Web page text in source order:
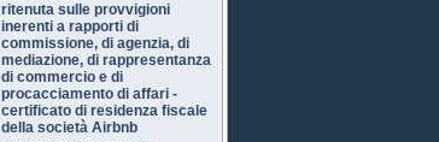
ritenuta sulle provvigioni
inerenti a rapporti di
commissione, di agenzia, di
mediazione, di rappresentanza
di commercio e di
procacciamento di affari -
certificato di residenza fiscale
della società Airbnb